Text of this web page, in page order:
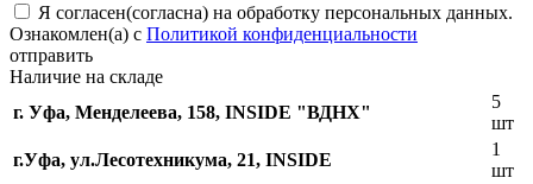
Я согласен(согласна) на обработку персональных данных.
Ознакомлен(а) с Политикой конфиденциальности
отправить
Наличие на складе
г. Уфа, Менделеева, 158, INSIDE "ВДНХ"
5
шт
г.Уфа, ​ул.Лесотехникума, 21, INSIDE
1
шт